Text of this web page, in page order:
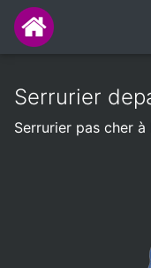
Serrurier
Serrurier pas cher